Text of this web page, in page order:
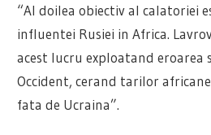
“Al doilea obiectiv al calatoriei
influentei Rusiei in Africa.
acest lucru exploatand eroarea
Occident, cerand tarilor
fata de Ucraina”.